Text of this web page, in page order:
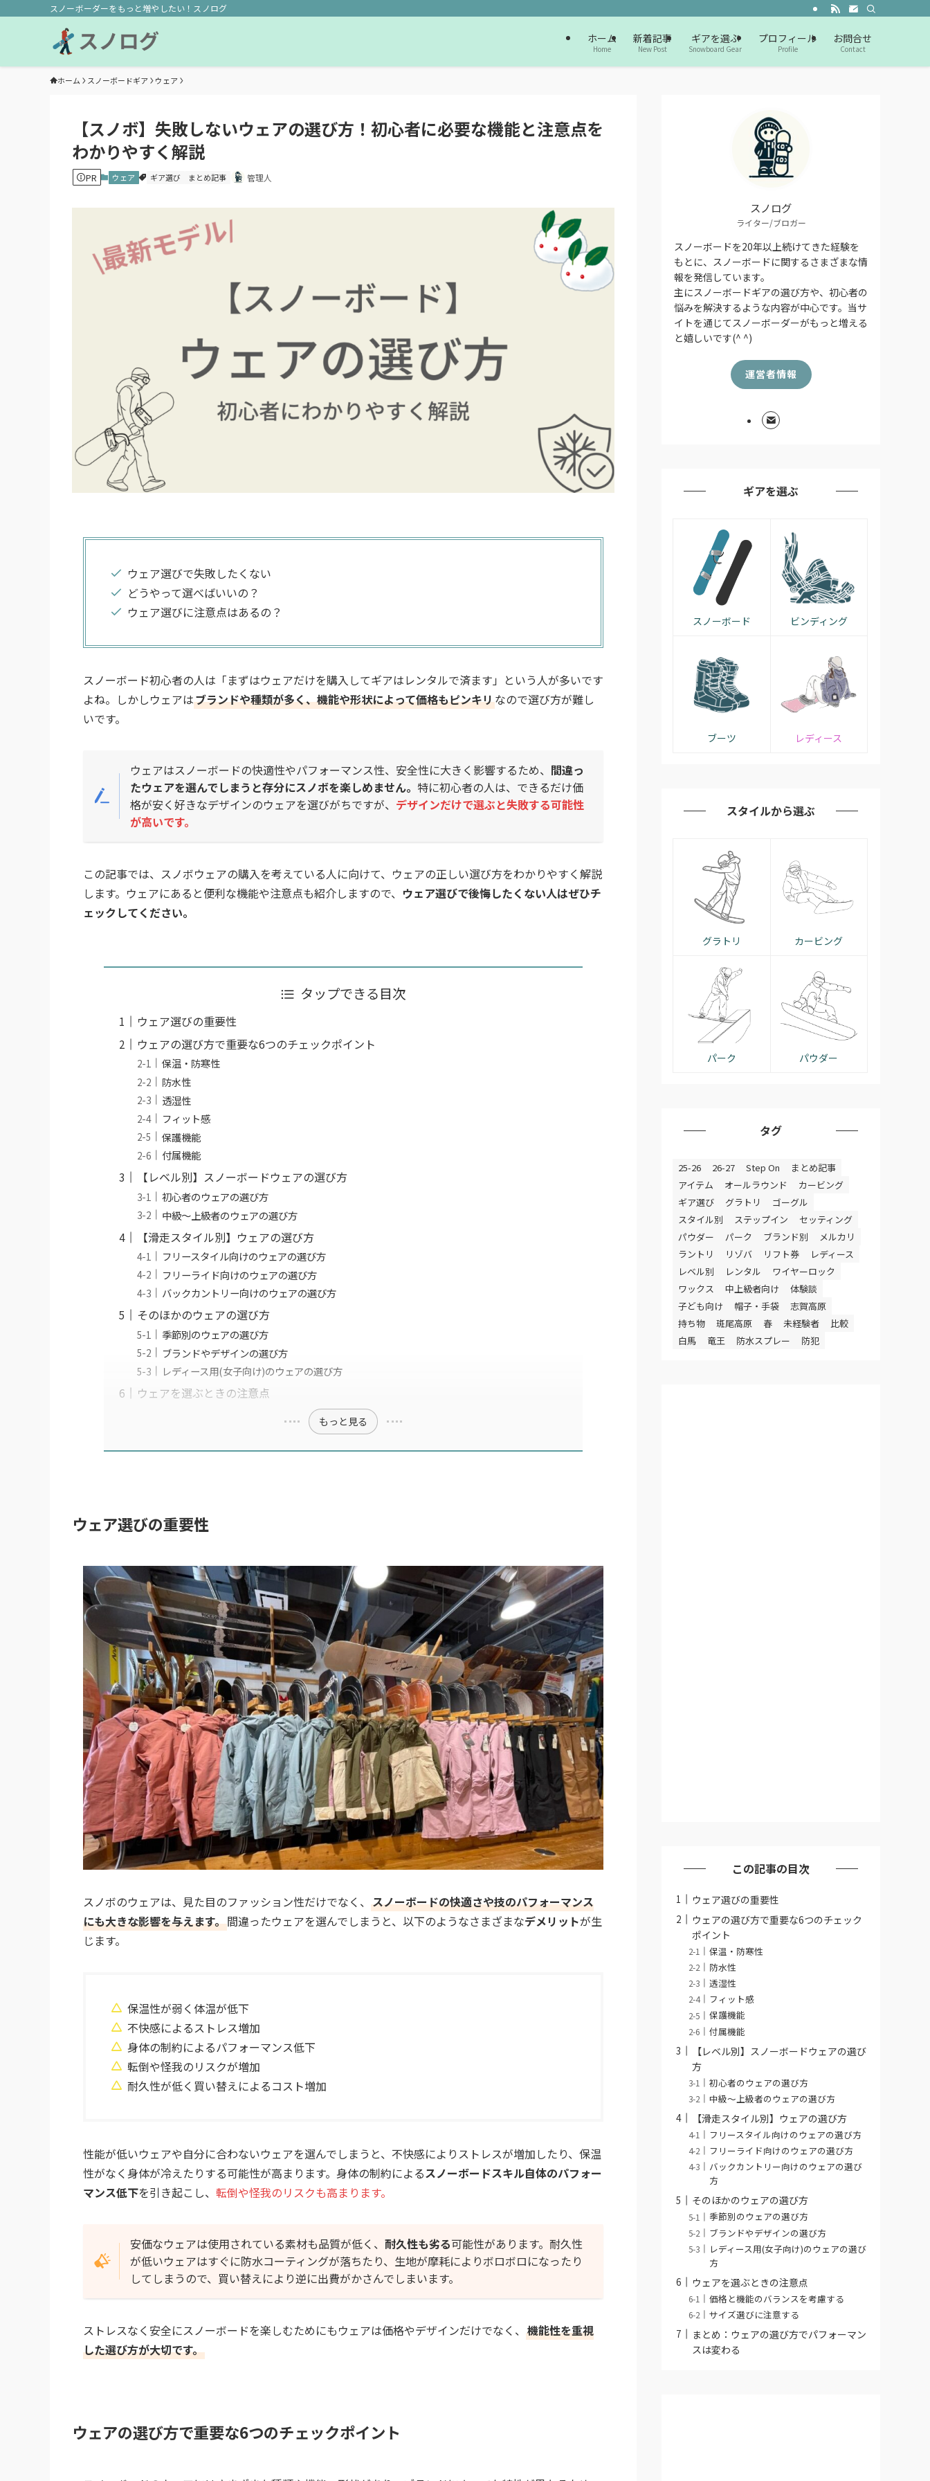
スノーボーダーをもっと増やしたい！スノログ
ホーム
Home
新着記事
New Post
ギアを選ぶ
Snowboard Gear
プロフィール
Profile
お問合せ
Contact
ホーム スノーボードギア ウェア
【スノボ】失敗しないウェアの選び方！初心者に必要な機能と注意点を
わかりやすく解説
PR ウェア ギア選び まとめ記事 管理人
ウェア選びで失敗したくない
どうやって選べばいいの？
ウェア選びに注意点はあるの？
スノーボード初心者の人は「まずはウェアだけを購入してギアはレンタルで済ます」という人が多いです
よね。しかしウェアはブランドや種類が多く、機能や形状によって価格もピンキリなので選び方が難し
いです。
ウェアはスノーボードの快適性やパフォーマンス性、安全性に大きく影響するため、 間違っ
たウェアを選んでしまうと存分にスノボを楽しめません。 特に初心者の人は、できるだけ価
格が安く好きなデザインのウェアを選びがちですが、 デザインだけで選ぶと失敗する可能性
が高いです。
この記事では、スノボウェアの購入を考えている人に向けて、ウェアの正しい選び方をわかりやすく解説
します。ウェアにあると便利な機能や注意点も紹介しますので、 ウェア選びで後悔したくない人はぜひチ
ェックしてください。
タップできる目次
ウェア選びの重要性
ウェアの選び方で重要な6つのチェックポイント
保温・防寒性
防水性
透湿性
フィット感
保護機能
付属機能
【レベル別】スノーボードウェアの選び方
初心者のウェアの選び方
中級〜上級者のウェアの選び方
【滑走スタイル別】ウェアの選び方
フリースタイル向けのウェアの選び方
フリーライド向けのウェアの選び方
バックカントリー向けのウェアの選び方
そのほかのウェアの選び方
季節別のウェアの選び方
ブランドやデザインの選び方
レディース用(女子向け)のウェアの選び方
ウェアを選ぶときの注意点
もっと見る
ウェア選びの重要性
スノボのウェアは、見た目のファッション性だけでなく、 スノーボードの快適さや技のパフォーマンス
にも大きな影響を与えます。間違ったウェアを選んでしまうと、以下のようなさまざまなデメリットが生
じます。
保温性が弱く体温が低下
不快感によるストレス増加
身体の制約によるパフォーマンス低下
転倒や怪我のリスクが増加
耐久性が低く買い替えによるコスト増加
性能が低いウェアや自分に合わないウェアを選んでしまうと、不快感によりストレスが増加したり、保温
性がなく身体が冷えたりする可能性が高まります。身体の制約によるスノーボードスキル自体のパフォー
マンス低下を引き起こし、 転倒や怪我のリスクも高まります。
安価なウェアは使用されている素材も品質が低く、 耐久性も劣る可能性があります。耐久性
が低いウェアはすぐに防水コーティングが落ちたり、生地が摩耗によりボロボロになったり
してしまうので、買い替えにより逆に出費がかさんでしまいます。
ストレスなく安全にスノーボードを楽しむためにもウェアは価格やデザインだけでなく、 機能性を重視
した選び方が大切です。
ウェアの選び方で重要な6つのチェックポイント
スノログ
ライター/ブロガー
スノーボードを20年以上続けてきた経験を
もとに、スノーボードに関するさまざまな情
報を発信しています。
主にスノーボードギアの選び方や、初心者の
悩みを解決するような内容が中心です。当サ
イトを通じてスノーボーダーがもっと増える
と嬉しいです(^ ^)
運営者情報
ギアを選ぶ
スノーボード ビンディング
ブーツ レディース
スタイルから選ぶ
グラトリ カービング
パーク パウダー
タグ
25-26 26-27 Step On
まとめ記事
アイテム
オールラウンド
カービング
ギア選び
グラトリ
ゴーグル
スタイル別
ステップイン
セッティング
パウダー
パーク ブランド別
メルカリ
ラントリ
リゾバ リフト券
レディース
レベル別
レンタル
ワイヤーロック
ワックス
中上級者向け
体験談
子ども向け
帽子・手袋
志賀高原
持ち物
斑尾高原 春 未経験者
比較
白馬
竜王 防水スプレー 防犯
この記事の目次
ウェア選びの重要性
ウェアの選び方で重要な6つのチェック
ポイント
保温・防寒性
防水性
透湿性
フィット感
保護機能
付属機能
【レベル別】スノーボードウェアの選び
方
初心者のウェアの選び方
中級〜上級者のウェアの選び方
【滑走スタイル別】ウェアの選び方
フリースタイル向けのウェアの選び方
フリーライド向けのウェアの選び方
バックカントリー向けのウェアの選び
方
そのほかのウェアの選び方
季節別のウェアの選び方
ブランドやデザインの選び方
レディース用(女子向け)のウェアの選び
方
ウェアを選ぶときの注意点
価格と機能のバランスを考慮する
サイズ選びに注意する
まとめ：ウェアの選び方でパフォーマン
スは変わる